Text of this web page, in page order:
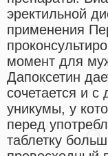
эректильной
применения
момент для
Дапоксетин
сочетается и
уникумы, у
перед
таблетку